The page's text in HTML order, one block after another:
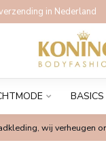
in Nederland
BASICS
wij verheugen